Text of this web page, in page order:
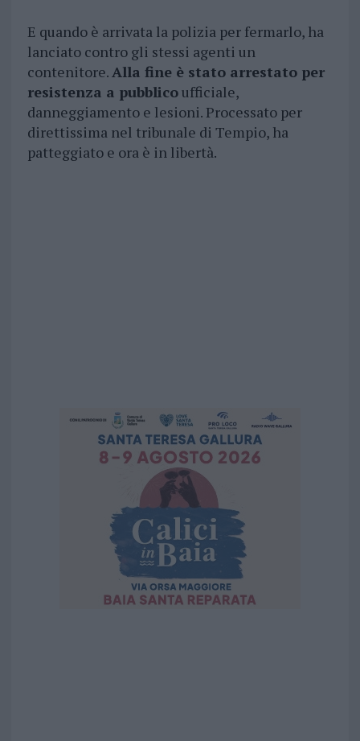
E quando è arrivata la polizia per fermarlo, ha
lanciato contro gli stessi agenti un
contenitore.Alla fine è stato arrestato per
resistenza a pubblicoufficiale,
danneggiamento e lesioni. Processato per
direttissima nel tribunale di Tempio, ha
patteggiato e ora è in libertà.